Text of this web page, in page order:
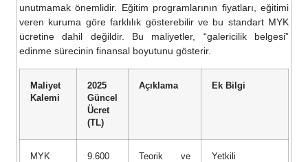
unutmamak önemlidir. Eğitim programlarının fiyatları, eğitimi
veren kuruma göre farklılık gösterebilir ve bu standart MYK
ücretine dahil değildir. Bu maliyetler, “galericilik belgesi”
edinme sürecinin finansal boyutunu gösterir.
Maliyet
Kalemi
2025
Güncel
Ücret
(TL)
Açıklama Ek Bilgi
MYK
9.600
Teorik ve
Yetkili